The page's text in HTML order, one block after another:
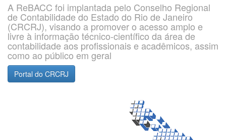
A ReBACC foi implantada pelo Conselho Regional
de Contabilidade do Estado do Rio de Janeiro
(CRCRJ), visando a promover o acesso amplo e
livre à informação técnico-científico da área de
contabilidade aos profissionais e acadêmicos, assim
como ao público em geral
Portal do CRCRJ